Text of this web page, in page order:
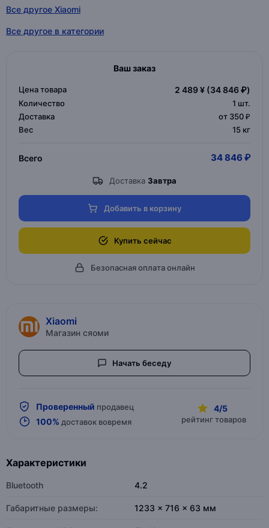
Все другое Xiaomi
Все другое в категории
Ваш заказ
Цена товара 2 489 ¥ (34 846 ₽)
Количество 1 шт.
Доставка
от 350 ₽
Вес
15 кг
Всего 34 846 ₽
Доставка Завтра
Добавить в корзину
Купить сейчас
Безопасная оплата онлайн
Xiaomi
Магазин сяоми
Начать беседу
Проверенный продавец
100% доставок вовремя
4/5
рейтинг товаров
Характеристики
Bluetooth 4.2
Габаритные размеры: 1233 x 716 x 63 мм